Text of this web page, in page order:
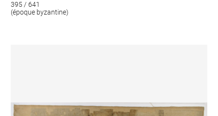
395 / 641
(époque byzantine)